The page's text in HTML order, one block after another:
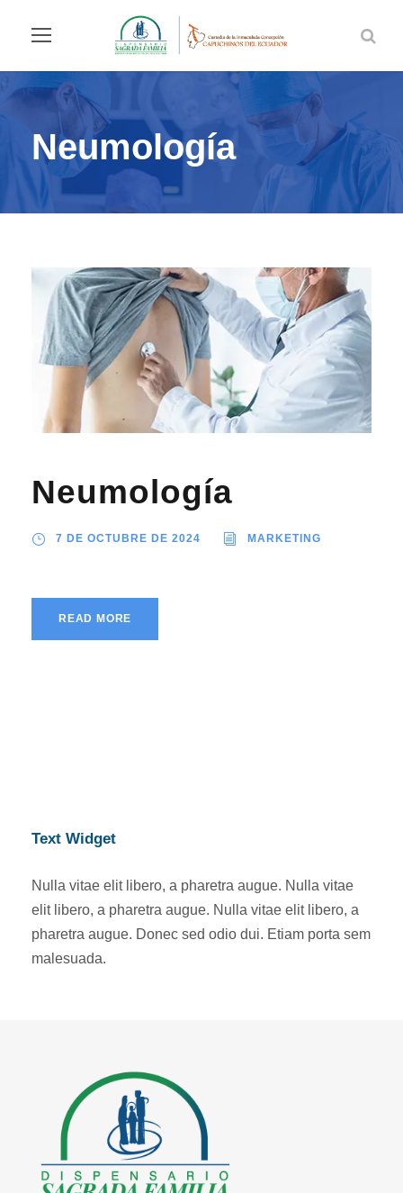
Neumología
Neumología
7 DE OCTUBRE DE 2024 MARKETING
READ MORE
Text Widget
Nulla vitae elit libero, a pharetra augue. Nulla vitae
elit libero, a pharetra augue. Nulla vitae elit libero, a
pharetra augue. Donec sed odio dui. Etiam porta sem
malesuada.